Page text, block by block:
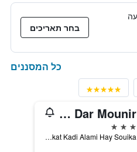
בחר תאריכים
כל המסננים
Hotel Dar Mounir
3 כוכבים
Zankat Kadi Alami Hay Souika, שפשואן, מרוקו